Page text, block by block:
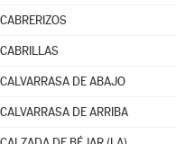
CABRERIZOS
CABRILLAS
CALVARRASA DE ABAJO
CALVARRASA DE ARRIBA